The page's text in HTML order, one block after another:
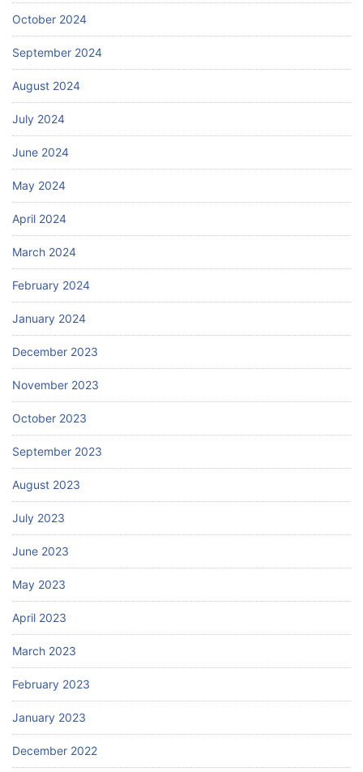
October 2024
September 2024
August 2024
July 2024
June 2024
May 2024
April 2024
March 2024
February 2024
January 2024
December 2023
November 2023
October 2023
September 2023
August 2023
July 2023
June 2023
May 2023
April 2023
March 2023
February 2023
January 2023
December 2022